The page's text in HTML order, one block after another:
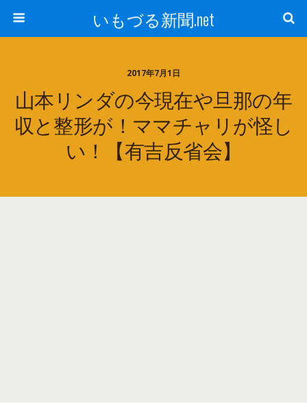
いもづる新聞.net
2017年7月1日
山本リンダの今現在や旦那の年
収と整形が！ママチャリが怪し
い！【有吉反省会】